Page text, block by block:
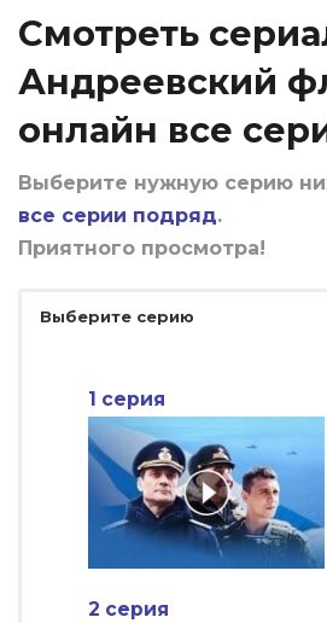
Смотреть
Андреевский
онлайн все
Выберите нужную серию
все серии подряд.
Приятного просмотра!
Выберите серию
1 серия
2 серия